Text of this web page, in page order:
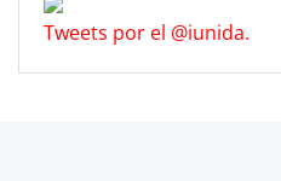
Tweets por el @iunida.